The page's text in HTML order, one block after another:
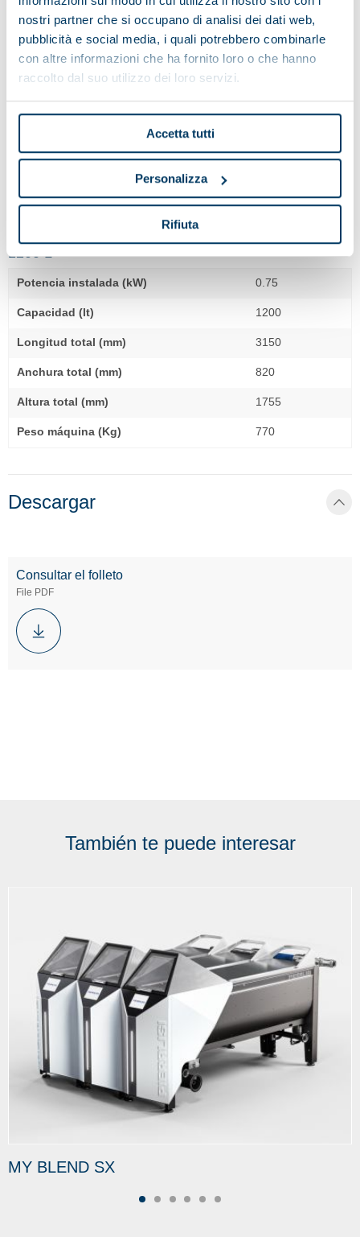
nostri partner che si occupano di analisi dei dati web,
pubblicità e social media, i quali potrebbero combinarle
con altre informazioni che ha fornito loro o che hanno
raccolto dal suo utilizzo dei loro servizi.
Accetta tutti
Personalizza
Rifiuta
1000 L
Potencia instalada (kW) 0.75
Anchura total (mm) 820
Peso máquina (Kg)
1200 L
Potencia instalada (kW) 0.75
Capacidad (lt) 1200
Longitud total (mm) 3150
Anchura total (mm) 820
Altura total (mm) 1755
Peso máquina (Kg) 770
Descargar
Consultar el folleto
File PDF
También te puede interesar
MY BLEND SX